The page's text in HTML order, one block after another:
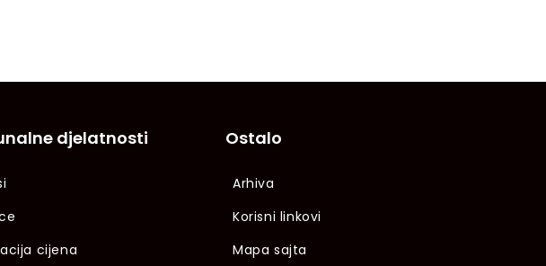
djelatnosti
cijena
Ostalo
Arhiva
Korisni linkovi
Mapa sajta